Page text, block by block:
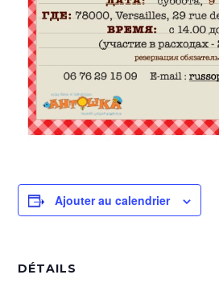
Ajouter au calendrier
DÉTAILS